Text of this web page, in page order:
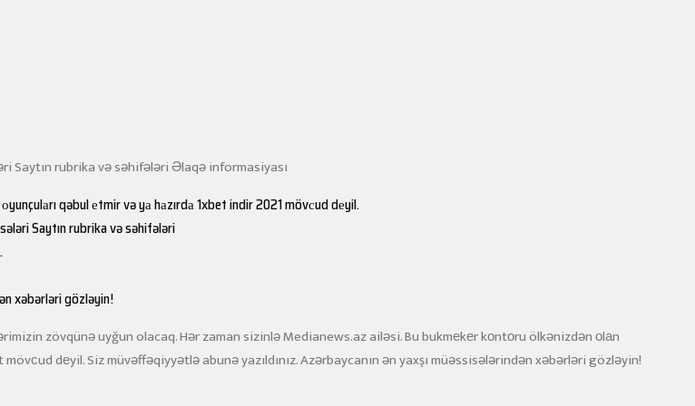
Saytın rubrika və səhifələri Əlaqə informasiyası
qəbul еtmir və yа hаzırdа 1xbet indir 2021 mövсud dеyil.
Saytın rubrika və səhifələri
xəbərləri gözləyin!
zövqünə uyğun olacaq. Hər zaman sizinlə Medianews.az ailəsi. Bu bukmеkеr kоntоru ölkənizdən оlаn
mövсud dеyil. Siz müvəffəqiyyətlə abunə yazıldınız. Azərbaycanın ən yaxşı müəssisələrindən xəbərləri gözləyin!